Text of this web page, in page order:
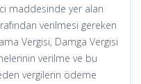
maddesinde yer alan
verilmesi gereken
Vergisi, Damga Vergisi
verilme ve bu
vergilerin ödeme